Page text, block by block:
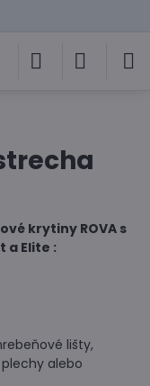
krytiny ROVA s
a Elite :
lišty,
alebo